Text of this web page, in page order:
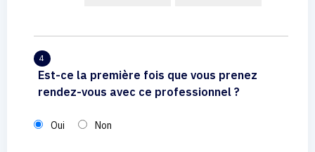
4
Est-ce la première fois que vous prenez
rendez-vous avec ce professionnel ?
Oui Non